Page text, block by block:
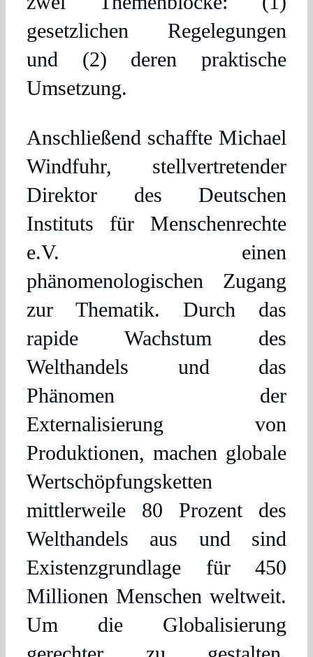
gesetzlichen Regelegungen
und (2) deren praktische
Umsetzung.
Anschließend schaffte Michael
Windfuhr, stellvertretender
Direktor des Deutschen
Instituts für Menschenrechte
e.V. einen
phänomenologischen Zugang
zur Thematik. Durch das
rapide Wachstum des
Welthandels und das
Phänomen der
Externalisierung von
Produktionen, machen globale
Wertschöpfungsketten
mittlerweile 80 Prozent des
Welthandels aus und sind
Existenzgrundlage für 450
Millionen Menschen weltweit.
Um die Globalisierung